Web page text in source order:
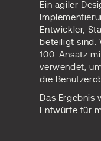
Ein agiler
Entwickler,
beteiligt sind.
100-Ansatz
verwendet,
die
Das Ergebnis
Entwürfe für